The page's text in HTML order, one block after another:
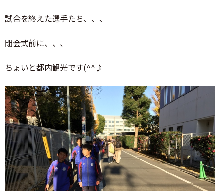
試合を終えた選手たち、、、
閉会式前に、、、
ちょいと都内観光です(^^♪